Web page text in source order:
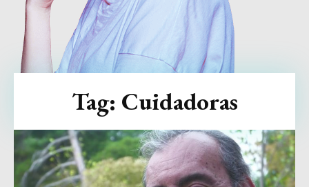
Tag: Cuidadoras